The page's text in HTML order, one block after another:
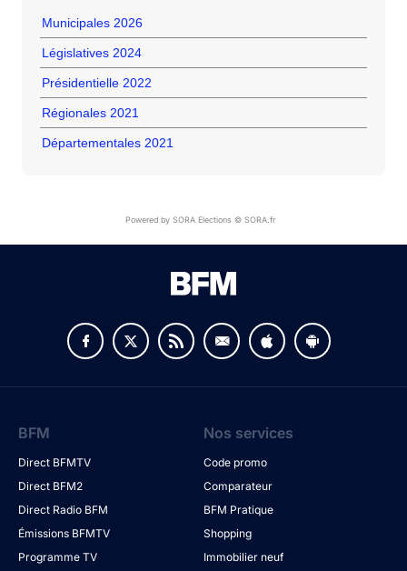
Municipales 2026
Législatives 2024
Présidentielle 2022
Régionales 2021
Départementales 2021
Powered by SORA Elections © SORA.fr
BFM
Direct BFMTV
Direct BFM2
Direct Radio BFM
Émissions BFMTV
Programme TV
Nos services
Code promo
Comparateur
BFM Pratique
Shopping
Immobilier neuf